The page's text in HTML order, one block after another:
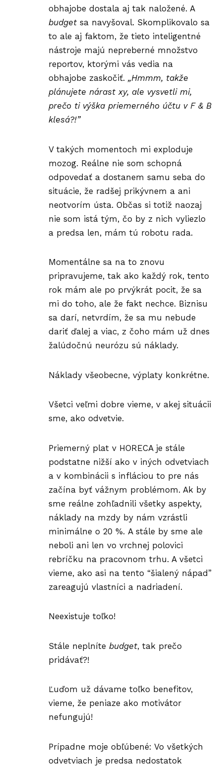
obhajobe dostala aj tak naložené. A
budget sa navyšoval. Skomplikovalo sa
to ale aj faktom, že tieto inteligentné
nástroje majú nepreberné množstvo
reportov, ktorými vás vedia na
obhajobe zaskočiť. „Hmmm, takže
plánujete nárast xy, ale vysvetli mi,
prečo ti výška priemerného účtu v F & B
klesá?!”
V takých momentoch mi exploduje
mozog. Reálne nie som schopná
odpovedať a dostanem samu seba do
situácie, že radšej prikývnem a ani
neotvorím ústa. Občas si totiž naozaj
nie som istá tým, čo by z nich vyliezlo
a predsa len, mám tú robotu rada.
Momentálne sa na to znovu
pripravujeme, tak ako každý rok, tento
rok mám ale po prvýkrát pocit, že sa
mi do toho, ale že fakt nechce. Biznisu
sa darí, netvrdím, že sa mu nebude
dariť ďalej a viac, z čoho mám už dnes
žalúdočnú neurózu sú náklady.
Náklady všeobecne, výplaty konkrétne.
Všetci veľmi dobre vieme, v akej situácii
sme, ako odvetvie.
Priemerný plat v HORECA je stále
podstatne nižší ako v iných odvetviach
a v kombinácii s infláciou to pre nás
začína byť vážnym problémom. Ak by
sme reálne zohľadnili všetky aspekty,
náklady na mzdy by nám vzrástli
minimálne o 20 %. A stále by sme ale
neboli ani len vo vrchnej polovici
rebríčku na pracovnom trhu. A všetci
vieme, ako asi na tento “šialený nápad”
zareagujú vlastníci a nadriadení.
Neexistuje toľko!
Stále neplníte budget, tak prečo
pridávať?!
Ľuďom už dávame toľko benefitov,
vieme, že peniaze ako motivátor
nefungujú!
Prípadne moje obľúbené: Vo všetkých
odvetviach je predsa nedostatok